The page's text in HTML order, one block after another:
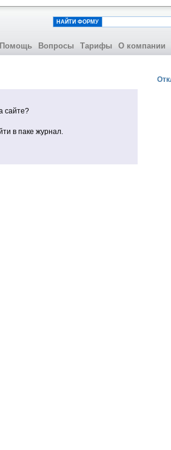
НАЙТИ ФОРМУ
Помощь Вопросы Тарифы О компании
сайте?
в паке журнал.